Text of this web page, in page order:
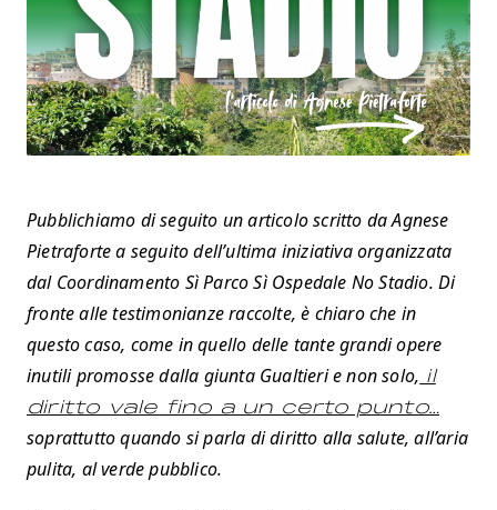
Pubblichiamo di seguito un articolo scritto da Agnese
Pietraforte a seguito dell’ultima iniziativa organizzata
dal Coordinamento Sì Parco Sì Ospedale No Stadio. Di
fronte alle testimonianze raccolte, è chiaro che in
questo caso, come in quello delle tante grandi opere
inutili promosse dalla giunta Gualtieri e non solo, il
diritto vale fino a un certo punto…
soprattutto quando si parla di diritto alla salute, all’aria
pulita, al verde pubblico.